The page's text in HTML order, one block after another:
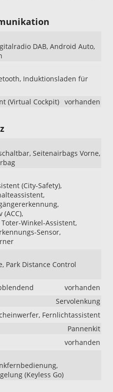
DAB, Android Auto,
Induktionsladen für
(Virtual Cockpit) vorhanden
Seitenairbags Vorne,
(City-Safety),
Winkel-Assistent,
Sensor,
Park Distance Control
vorhanden
Servolenkung
Fernlichtassistent
Pannenkit
vorhanden
(Keyless Go)